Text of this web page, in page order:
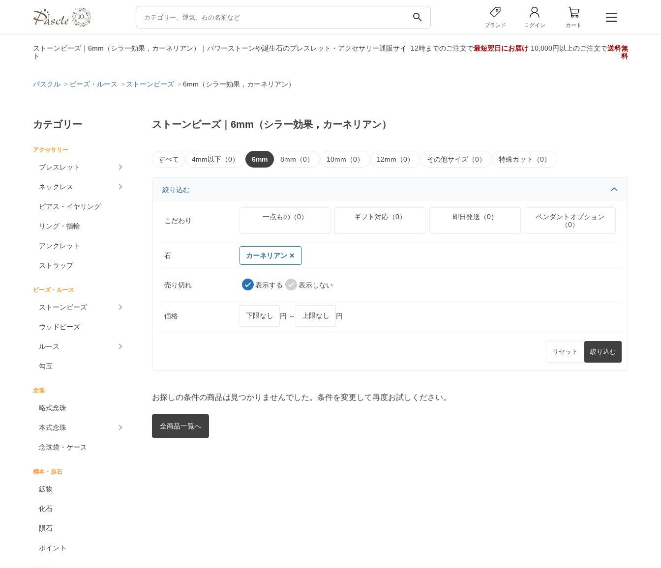
search
ブランド ログイン カート
ストーンビーズ｜6mm（シラー効果，カーネリアン）｜パワーストーンや誕生石のブレスレット・アクセサリー通販サイ
ト
12時までのご注文で最短翌日にお届け10,000円以上のご注文で送料無
料
パスクル ビーズ・ルース ストーンビーズ 6mm（シラー効果，カーネリアン）
カテゴリー
アクセサリー
ブレスレット
ネックレス
ピアス・イヤリング
リング・指輪
アンクレット
ストラップ
ビーズ・ルース
ストーンビーズ
ウッドビーズ
ルース
勾玉
念珠
略式念珠
本式念珠
念珠袋・ケース
標本・原石
鉱物
化石
隕石
ポイント
ストーンビーズ｜6mm（シラー効果，カーネリアン）
すべて 4mm以下（0） 6mm 8mm（0） 10mm（0） 12mm（0） その他サイズ（0） 特殊カット（0）
絞り込む
こだわり 一点もの（0） ギフト対応（0） 即日発送（0）
ペンダントオプション
（0）
石 カーネリアン
売り切れ 表示する 表示しない
価格 円 ～ 円
リセット 絞り込む
お探しの条件の商品は見つかりませんでした。条件を変更して再度お試しください。
全商品一覧へ